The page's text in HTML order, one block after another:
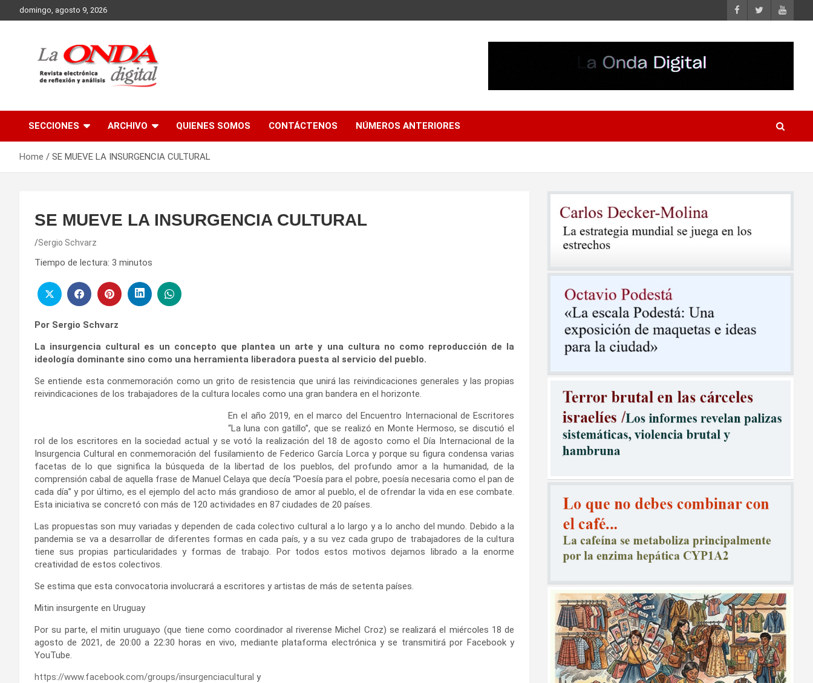
to
domingo, agosto 9, 2026
SECCIONES ARCHIVO QUIENES SOMOS CONTÁCTENOS NÚMEROS ANTERIORES
Home SE MUEVE LA INSURGENCIA CULTURAL
SE MUEVE LA INSURGENCIA CULTURAL
Sergio Schvarz
Tiempo de lectura: 3 minutos
Por Sergio Schvarz
La insurgencia cultural es un concepto que plantea un arte y una cultura no como reproducción de la
ideología dominante sino como una herramienta liberadora puesta al servicio del pueblo.
Se entiende esta conmemoración como un grito de resistencia que unirá las reivindicaciones generales y las propias
reivindicaciones de los trabajadores de la cultura locales como una gran bandera en el horizonte.
En el año 2019, en el marco del Encuentro Internacional de Escritores
“La luna con gatillo”, que se realizó en Monte Hermoso, se discutió el
rol de los escritores en la sociedad actual y se votó la realización del 18 de agosto como el Día Internacional de la
Insurgencia Cultural en conmemoración del fusilamiento de Federico García Lorca y porque su figura condensa varias
facetas de lo que significa la búsqueda de la libertad de los pueblos, del profundo amor a la humanidad, de la
comprensión cabal de aquella frase de Manuel Celaya que decía “Poesía para el pobre, poesía necesaria como el pan de
cada día” y por último, es el ejemplo del acto más grandioso de amor al pueblo, el de ofrendar la vida en ese combate.
Esta iniciativa se concretó con más de 120 actividades en 87 ciudades de 20 países.
Las propuestas son muy variadas y dependen de cada colectivo cultural a lo largo y a lo ancho del mundo. Debido a la
pandemia se va a desarrollar de diferentes formas en cada país, y a su vez cada grupo de trabajadores de la cultura
tiene sus propias particularidades y formas de trabajo. Por todos estos motivos dejamos librado a la enorme
creatividad de estos colectivos.
Se estima que esta convocatoria involucrará a escritores y artistas de más de setenta países.
Mitin insurgente en Uruguay
Por su parte, el mitin uruguayo (que tiene como coordinador al riverense Michel Croz) se realizará el miércoles 18 de
agosto de 2021, de 20:00 a 22:30 horas en vivo, mediante plataforma electrónica y se transmitirá por Facebook y
YouTube.
https://www.facebook.com/groups/insurgenciacultural y